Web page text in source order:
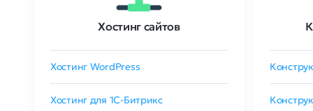
Хостинг сайтов
Хостинг WordPress
Хостинг для 1C-Битрикс